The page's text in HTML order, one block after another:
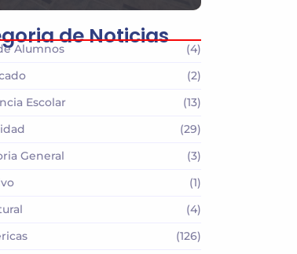
de Noticias
Alumnos
(4)
(2)
Escolar
(13)
(29)
General
(3)
(1)
(4)
(126)